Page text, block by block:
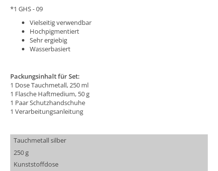
*1 GHS - 09
Vielseitig verwendbar
Hochpigmentiert
Sehr ergiebig
Wasserbasiert
Packungsinhalt für Set:
1 Dose Tauchmetall, 250 ml
1 Flasche Haftmedium, 50 g
1 Paar Schutzhandschuhe
1 Verarbeitungsanleitung
Tauchmetall silber
250 g
Kunststoffdose